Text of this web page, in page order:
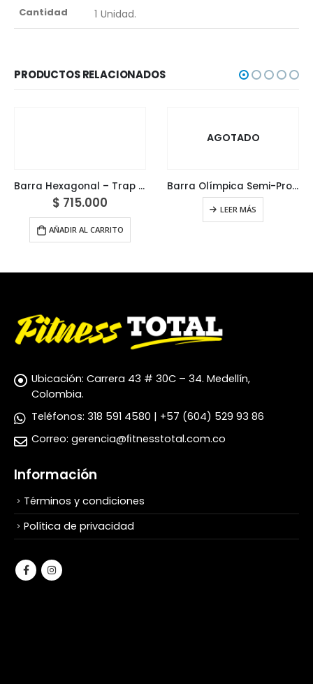
Cantidad 1 Unidad.
PRODUCTOS RELACIONADOS
Barra Hexagonal – Trap Bar
$ 715.000
AÑADIR AL CARRITO
AGOTADO
Barra Olímpica Semi-Profesional 150 cm
LEER MÁS
Ubicación: Carrera 43 # 30C – 34. Medellín,
Colombia.
Teléfonos: 318 591 4580 | +57 (604) 529 93 86
Correo: gerencia@ﬁtnesstotal.com.co
Información
Términos y condiciones
Política de privacidad